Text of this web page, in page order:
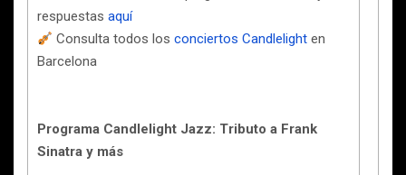
respuestas aquí
Consulta todos losconciertos Candlelight en
Barcelona
Programa Candlelight Jazz: Tributo a Frank
Sinatra y más